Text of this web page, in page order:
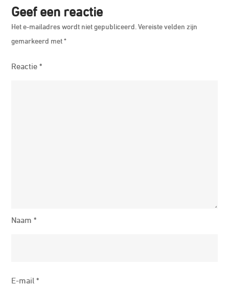
Geef een reactie
Het e-mailadres wordt niet gepubliceerd. Vereiste velden zijn
gemarkeerd met*
Reactie*
Naam*
E-mail*